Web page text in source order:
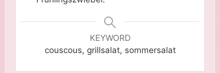
KEYWORD
couscous, grillsalat, sommersalat